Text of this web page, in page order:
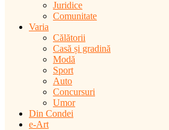
Juridice
Comunitate
Varia
Călătorii
Casă și gradină
Modă
Sport
Auto
Concursuri
Umor
Din Condei
e-Art